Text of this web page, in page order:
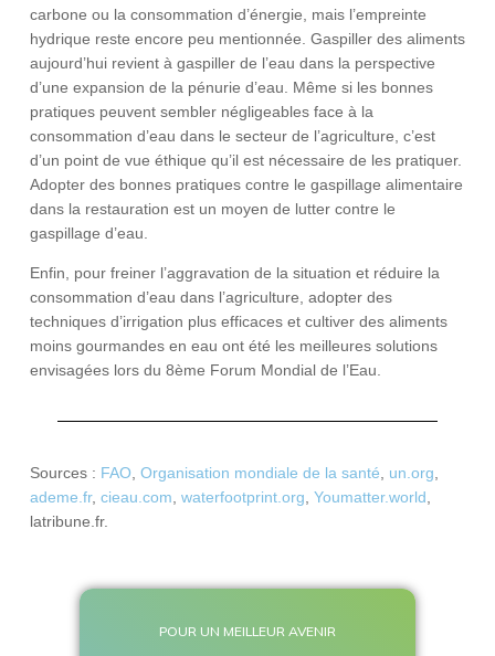
carbone ou la consommation d’énergie, mais l’empreinte
hydrique reste encore peu mentionnée. Gaspiller des aliments
aujourd’hui revient à gaspiller de l’eau dans la perspective
d’une expansion de la pénurie d’eau. Même si les bonnes
pratiques peuvent sembler négligeables face à la
consommation d’eau dans le secteur de l’agriculture, c’est
d’un point de vue éthique qu’il est nécessaire de les pratiquer.
Adopter des bonnes pratiques contre le gaspillage alimentaire
dans la restauration est un moyen de lutter contre le
gaspillage d’eau.
Enfin, pour freiner l’aggravation de la situation et réduire la
consommation d’eau dans l’agriculture, adopter des
techniques d’irrigation plus efficaces et cultiver des aliments
moins gourmandes en eau ont été les meilleures solutions
envisagées lors du 8ème Forum Mondial de l’Eau.
Sources : FAO Organisation mondiale de la santé un.org
ademe.fr, cieau.com waterfootprint.org Youmatter.world
latribune.fr.
POUR UN MEILLEUR AVENIR